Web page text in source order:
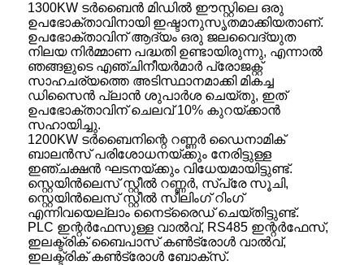
1300KW ടർബൈൻ മിഡിൽ ഈസ്റ്റിലെ ഒരു
ഉപഭോക്താവിനായി ഇഷ്ടാനുസൃതമാക്കിയതാണ്.
ഉപഭോക്താവിന് ആദ്യം ഒരു ജലവൈദ്യുത
നിലയ നിർമ്മാണ പദ്ധതി ഉണ്ടായിരുന്നു, എന്നാൽ
ഞങ്ങളുടെ എഞ്ചിനീയർമാർ പ്രോജക്റ്റ്
സാഹചര്യത്തെ അടിസ്ഥാനമാക്കി മികച്ച
ഡിസൈൻ പ്ലാൻ ശുപാർശ ചെയ്തു, ഇത്
ഉപഭോക്താവിന് ചെലവ് 10% കുറയ്ക്കാൻ
സഹായിച്ചു.
1200KW ടർബൈനിന്റെ റണ്ണർ ഡൈനാമിക്
ബാലൻസ് പരിശോധനയ്ക്കും നേരിട്ടുള്ള
ഇഞ്ചക്ഷൻ ഘടനയ്ക്കും വിധേയമായിട്ടുണ്ട്.
സ്റ്റെയിൻലെസ് സ്റ്റീൽ റണ്ണർ, സ്പ്രേ സൂചി,
സ്റ്റെയിൻലെസ് സ്റ്റീൽ സീലിംഗ് റിംഗ്
എന്നിവയെല്ലാം നൈട്രൈഡ് ചെയ്തിട്ടുണ്ട്.
PLC ഇന്റർഫേസുള്ള വാൽവ്, RS485 ഇന്റർഫേസ്,
ഇലക്ട്രിക് ബൈപാസ് കൺട്രോൾ വാൽവ്,
ഇലക്ട്രിക് കൺട്രോൾ ബോക്സ്.